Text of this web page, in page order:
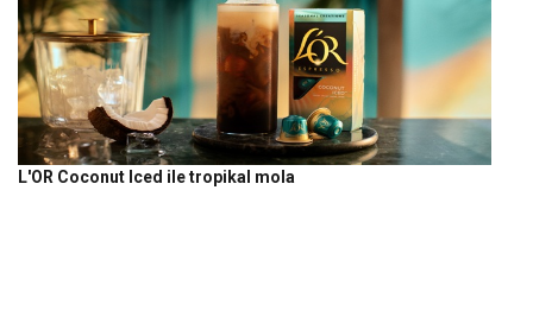
L'OR Coconut Iced ile tropikal mola